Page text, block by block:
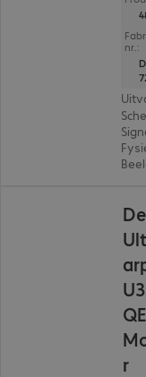
nr.:
r